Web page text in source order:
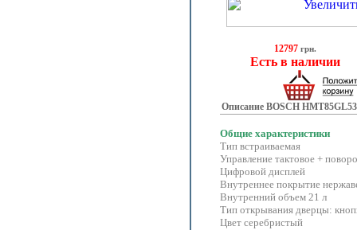
12797 грн.
Есть в наличии
Описание BOSCH
Общие характеристики
Тип встраиваемая
Управление тактовое +
Цифровой дисплей
Внутреннее покрытие
Внутренний объем 21 л
Тип открывания дверцы:
Цвет серебристый